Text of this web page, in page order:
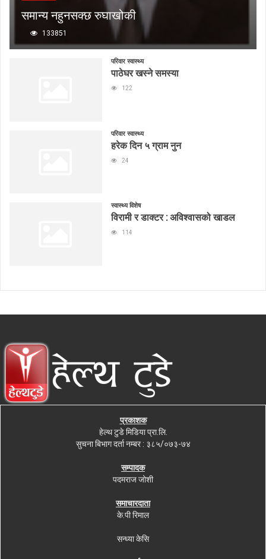
समान्य नहुनसक्छ रुघाखोकी
133851
परिवार स्वास्थ्य
पाठेघर खस्ने समस्या
122
परिवार स्वास्थ्य
हरेक दिन ५ ग्राम नुन
24
स्वास्थ्य विशेष
विरामी र डाक्टर : अविश्वासको खाडल
114
प्रकाशक
हेल्थ टुडे मिडिया प्रा.लि.
सुचना बिभाग दर्ता नम्बर : ३८५/०७३-७४
सम्पादक
पदमराज जोशी
समाचारदाता
के.पी रिमाल
सन्ध्या केसि